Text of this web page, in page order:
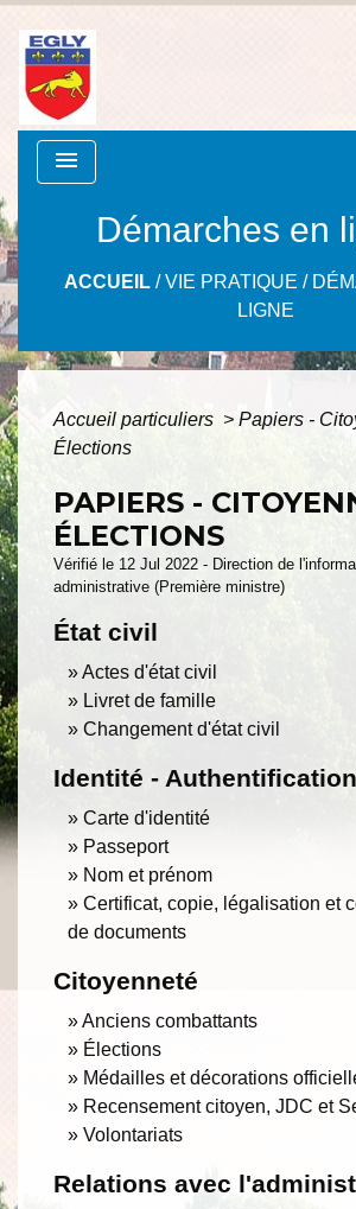
menu
Démarches en
ACCUEIL/VIE PRATIQUE /
LIGNE
Accueil particuliers > Papiers -
Élections
PAPIERS -
ÉLECTIONS
Vérifié le 12 Jul 2022 - Direction de
administrative (Première ministre)
État civil
Actes d'état civil
Livret de famille
Changement d'état civil
Identité - Authentification
Carte d'identité
Passeport
Nom et prénom
Certificat, copie, légalisation et
de documents
Citoyenneté
Anciens combattants
Élections
Médailles et décorations
Recensement citoyen, JDC et
Volontariats
Relations avec